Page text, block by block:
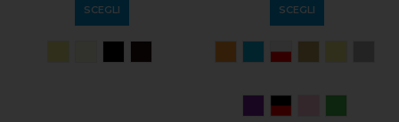
SCEGLI SCEGLI